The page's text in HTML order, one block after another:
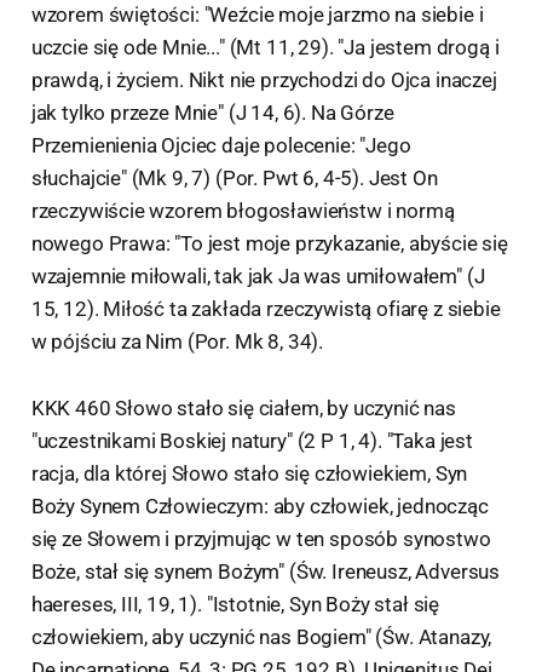
wzorem świętości: "Weźcie moje jarzmo na siebie i
uczcie się ode Mnie..." (Mt 11, 29). "Ja jestem drogą i
prawdą, i życiem. Nikt nie przychodzi do Ojca inaczej
jak tylko przeze Mnie" (J 14, 6). Na Górze
Przemienienia Ojciec daje polecenie: "Jego
słuchajcie" (Mk 9, 7) (Por. Pwt 6, 4-5). Jest On
rzeczywiście wzorem błogosławieństw i normą
nowego Prawa: "To jest moje przykazanie, abyście się
wzajemnie miłowali, tak jak Ja was umiłowałem" (J
15, 12). Miłość ta zakłada rzeczywistą ofiarę z siebie
w pójściu za Nim (Por. Mk 8, 34).
KKK 460 Słowo stało się ciałem, by uczynić nas
"uczestnikami Boskiej natury" (2 P 1, 4). "Taka jest
racja, dla której Słowo stało się człowiekiem, Syn
Boży Synem Człowieczym: aby człowiek, jednocząc
się ze Słowem i przyjmując w ten sposób synostwo
Boże, stał się synem Bożym" (Św. Ireneusz, Adversus
haereses, III, 19, 1). "Istotnie, Syn Boży stał się
człowiekiem, aby uczynić nas Bogiem" (Św. Atanazy,